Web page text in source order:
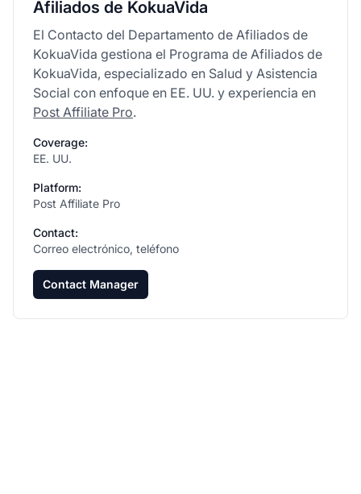
Afiliados de KokuaVida
El Contacto del Departamento de Afiliados de
KokuaVida gestiona el Programa de Afiliados de
KokuaVida, especializado en Salud y Asistencia
Social con enfoque en EE. UU. y experiencia en
Post Affiliate Pro.
Coverage:
EE. UU.
Platform:
Post Affiliate Pro
Contact:
Correo electrónico, teléfono
Contact Manager